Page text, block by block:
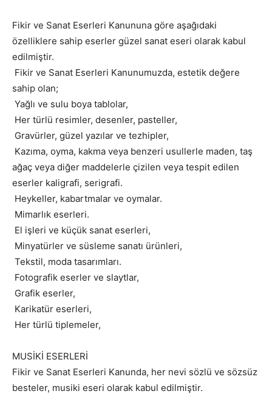
Fikir ve Sanat Eserleri Kanununa göre aşağıdaki
özelliklere sahip eserler güzel sanat eseri olarak kabul
edilmiştir.
Fikir ve Sanat Eserleri Kanunumuzda, estetik değere
sahip olan;
Yağlı ve sulu boya tablolar,
Her türlü resimler, desenler, pasteller,
Gravürler, güzel yazılar ve tezhipler,
Kazıma, oyma, kakma veya benzeri usullerle maden, taş
ağaç veya diğer maddelerle çizilen veya tespit edilen
eserler kaligrafi, serigrafi.
Heykeller, kabartmalar ve oymalar.
Mimarlık eserleri.
El işleri ve küçük sanat eserleri,
Minyatürler ve süsleme sanatı ürünleri,
Tekstil, moda tasarımları.
Fotografik eserler ve slaytlar,
Grafik eserler,
Karikatür eserleri,
Her türlü tiplemeler,
MUSİKİ ESERLERİ
Fikir ve Sanat Eserleri Kanunda, her nevi sözlü ve sözsüz
besteler, musiki eseri olarak kabul edilmiştir.